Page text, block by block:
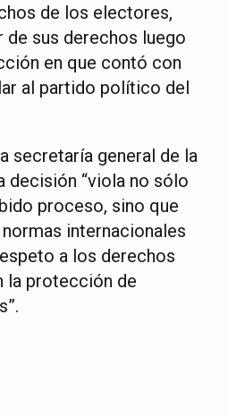
de los electores,
de sus derechos luego
en que contó con
al partido político del
secretaría general de la
decisión “viola no sólo
proceso, sino que
internacionales
a los derechos
la protección de